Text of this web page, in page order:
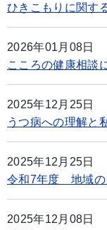
ひきこもりに関す
2026年01月08日
こころの健康相談
2025年12月25日
うつ病への理解と
2025年12月25日
令和7年度 地域の
2025年12月08日